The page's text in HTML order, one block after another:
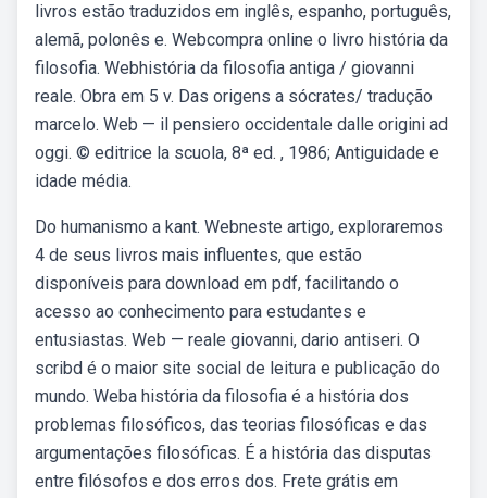
livros estão traduzidos em inglês, espanho, português,
alemã, polonês e. Webcompra online o livro história da
filosofia. Webhistória da filosofia antiga / giovanni
reale. Obra em 5 v. Das origens a sócrates/ tradução
marcelo. Web — il pensiero occidentale dalle origini ad
oggi. © editrice la scuola, 8ª ed. , 1986; Antiguidade e
idade média.
Do humanismo a kant. Webneste artigo, exploraremos
4 de seus livros mais influentes, que estão
disponíveis para download em pdf, facilitando o
acesso ao conhecimento para estudantes e
entusiastas. Web — reale giovanni, dario antiseri. O
scribd é o maior site social de leitura e publicação do
mundo. Weba história da filosofia é a história dos
problemas filosóficos, das teorias filosóficas e das
argumentações filosóficas. É a história das disputas
entre filósofos e dos erros dos. Frete grátis em